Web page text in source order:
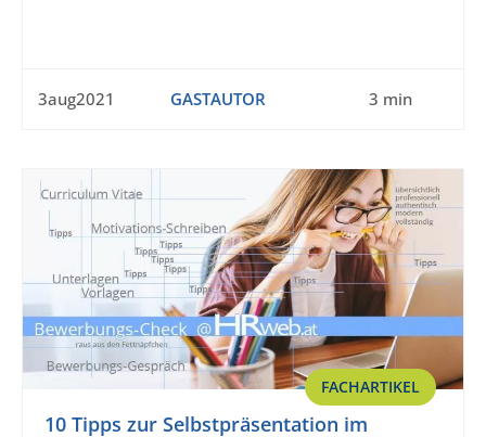
3aug2021 GASTAUTOR 3 min
FACHARTIKEL
10 Tipps zur Selbstpräsentation im